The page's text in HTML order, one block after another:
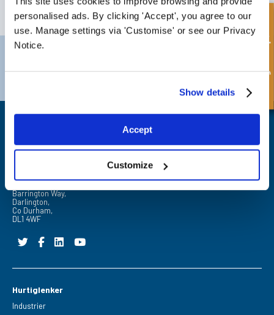
personalised ads. By clicking 'Accept', you agree to our
use. Manage settings via 'Customise' or see our Privacy
Notice.
Show details
Accept
Customize
ABONNER
FPE Seals Ltd
Barrington Way,
Darlington,
Co Durham,
DL1 4WF
Hurtiglenker
Industrier
Hurtigforespørsel